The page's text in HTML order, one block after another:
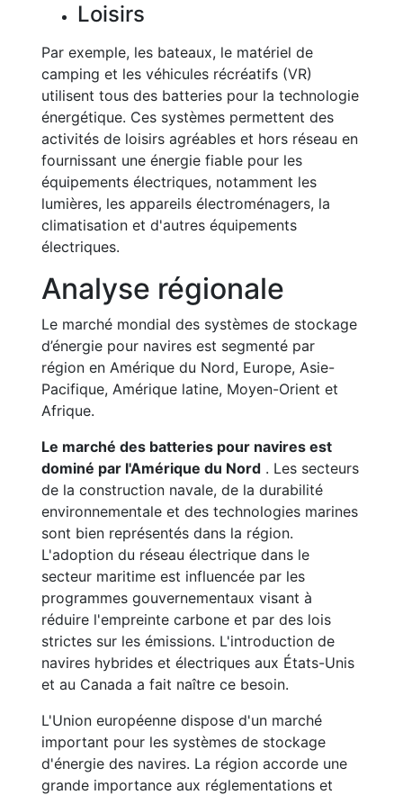
Loisirs
Par exemple, les bateaux, le matériel de
camping et les véhicules récréatifs (VR)
utilisent tous des batteries pour la technologie
énergétique. Ces systèmes permettent des
activités de loisirs agréables et hors réseau en
fournissant une énergie fiable pour les
équipements électriques, notamment les
lumières, les appareils électroménagers, la
climatisation et d'autres équipements
électriques.
Analyse régionale
Le marché mondial des systèmes de stockage
d’énergie pour navires est segmenté par
région en Amérique du Nord, Europe, Asie-
Pacifique, Amérique latine, Moyen-Orient et
Afrique.
Le marché des batteries pour navires est
dominé par l'Amérique du Nord . Les secteurs
de la construction navale, de la durabilité
environnementale et des technologies marines
sont bien représentés dans la région.
L'adoption du réseau électrique dans le
secteur maritime est influencée par les
programmes gouvernementaux visant à
réduire l'empreinte carbone et par des lois
strictes sur les émissions. L'introduction de
navires hybrides et électriques aux États-Unis
et au Canada a fait naître ce besoin.
L'Union européenne dispose d'un marché
important pour les systèmes de stockage
d'énergie des navires. La région accorde une
grande importance aux réglementations et